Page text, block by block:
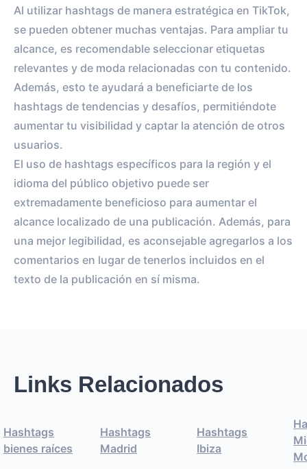
Al utilizar hashtags de manera estratégica en TikTok,
se pueden obtener muchas ventajas. Para ampliar tu
alcance, es recomendable seleccionar etiquetas
relevantes y de moda relacionadas con tu contenido.
Además, esto te ayudará a beneficiarte de los
hashtags de tendencias y desafíos, permitiéndote
aumentar tu visibilidad y captar la atención de otros
usuarios.
El uso de hashtags específicos para la región y el
idioma del público objetivo puede ser
extremadamente beneficioso para aumentar el
alcance localizado de una publicación. Además, para
una mejor legibilidad, es aconsejable agregarlos a los
comentarios en lugar de tenerlos incluidos en el
texto de la publicación en sí misma.
Links Relacionados
Hashtags
bienes raíces
Hashtags
Madrid
Hashtags
Ibiza